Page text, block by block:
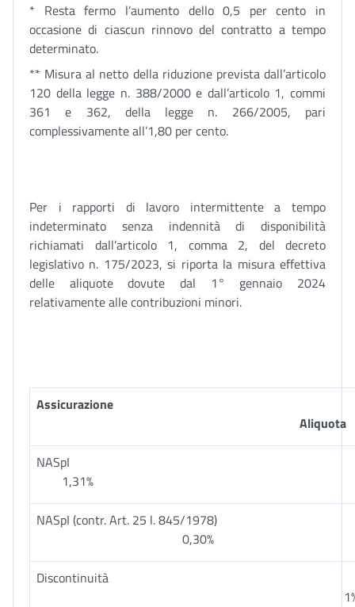
* Resta fermo l’aumento dello 0,5 per cento in
occasione di ciascun rinnovo del contratto a tempo
determinato.
** Misura al netto della riduzione prevista dall’articolo
120 della legge n. 388/2000 e dall’articolo 1, commi
361 e 362, della legge n. 266/2005, pari
complessivamente all’1,80 per cento.
Per i rapporti di lavoro intermittente a tempo
indeterminato senza indennità di disponibilità
richiamati dall’articolo 1, comma 2, del decreto
legislativo n. 175/2023, si riporta la misura effettiva
delle aliquote dovute dal 1° gennaio 2024
relativamente alle contribuzioni minori.
Assicurazione
Aliquota
1,31%
NASpI (contr. Art. 25 l. 845/1978)
0,30%
Discontinuità